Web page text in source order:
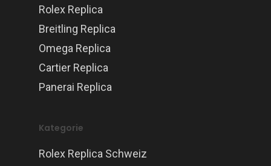
Rolex Replica
Breitling Replica
Omega Replica
Cartier Replica
Panerai Replica
Kategorie
Rolex Replica Schweiz